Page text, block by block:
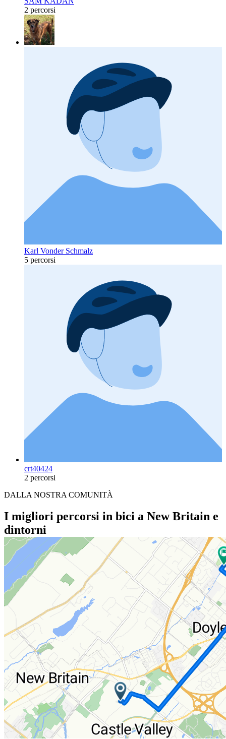
2 percorsi
Karl Vonder Schmalz
5 percorsi
crt40424
2 percorsi
DALLA NOSTRA COMUNITÀ
I migliori percorsi in bici a New Britain e
dintorni